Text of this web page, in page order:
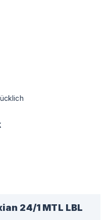
24/1 MTL LBL